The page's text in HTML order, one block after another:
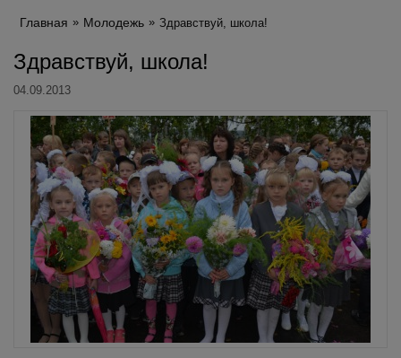
Главная Молодежь Здравствуй, школа!
Здравствуй, школа!
04.09.2013